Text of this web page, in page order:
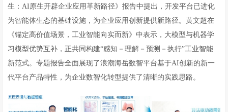
生：AI原生开辟企业应用革新路径》报告中提出，开发平台已进化
为智能体生态的基础设施，为企业应用创新提供新路径。黄文超在
《锚定高价值场景，工业智能向实而新》中表示，大模型与机器学
习模型优势互补，正共同构建“感知－理解－预测－执行”工业智能
新范式。专题报告全面展现了浪潮海岳数智平台基于AI创新的新一
代平台产品特性，为企业数智化转型提供了清晰的实践思路。